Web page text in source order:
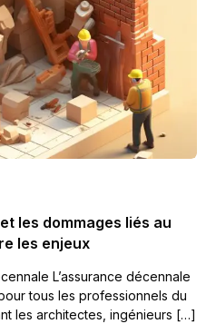
les dommages liés au
les enjeux
L’assurance décennale
tous les professionnels du
les architectes, ingénieurs […]